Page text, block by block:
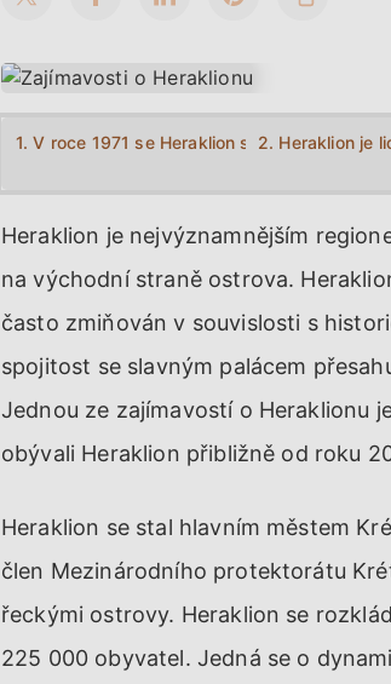
1. V roce 1971 se Heraklion stal hlavním
2. Heraklion je
Heraklion je nejvýznamnějším
na východní straně ostrova.
často zmiňován v souvislosti s
spojitost se slavným palácem
Jednou ze zajímavostí o Heraklionu
obývali Heraklion přibližně od roku
Heraklion se stal hlavním městem
člen Mezinárodního protektorátu
řeckými ostrovy. Heraklion se
225 000 obyvatel. Jedná se o